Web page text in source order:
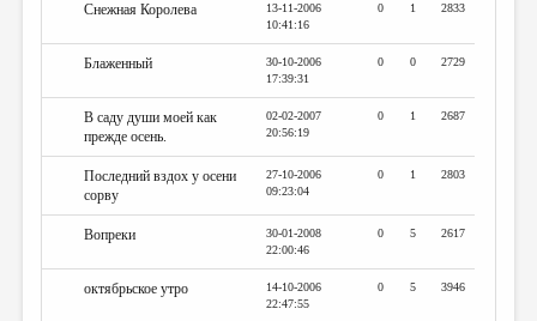
Снежная Королева
13-11-2006
10:41:16
0 1 2833
Блаженный
30-10-2006
17:39:31
0 0 2729
В саду души моей как
прежде осень.
02-02-2007
20:56:19
0 1 2687
Последний вздох у осени
сорву
27-10-2006
09:23:04
0 1 2803
Вопреки
30-01-2008
22:00:46
0 5 2617
октябрьское утро
14-10-2006
22:47:55
0 5 3946